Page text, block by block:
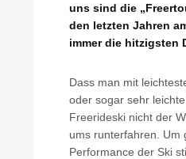
uns sind die
den letzten Jahren
immer die hitzigsten
Dass man mit
oder sogar sehr
Freerideski nicht der
ums runterfahren. Um
Performance der Ski